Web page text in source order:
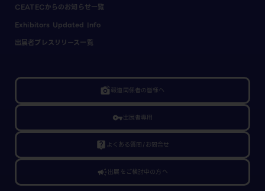
CEATECからのお知らせ一覧
Exhibitors Updated Info
出展者プレスリリース一覧
linked_camera報道関係者の皆様へ
vpn_key出展者専用
live_help よくある質問/お問合せ
campaign出展をご検討中の方へ